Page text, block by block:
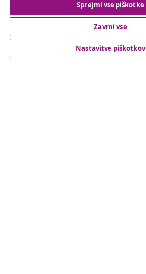
Odstop od pogodbe
Oddaj zahtevek za odstop od naročila.
Odstop od pogodbe
Sprejmi vse piškotke
Zavrni vse
Nastavitve piškotkov